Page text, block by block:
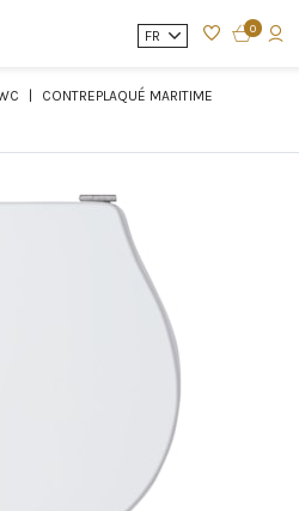
FR 0
CONTREPLAQUÉ MARITIME